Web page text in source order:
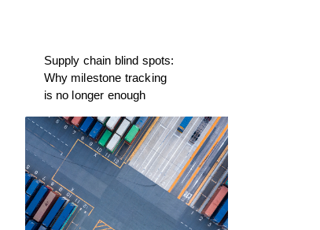
Supply chain blind spots:
Why milestone tracking
is no longer enough